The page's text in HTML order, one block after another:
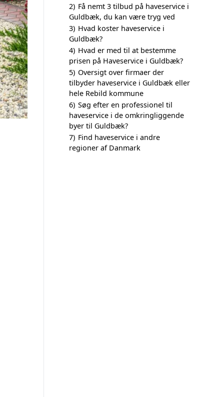
2) Få nemt 3 tilbud på haveservice i
Guldbæk, du kan være tryg ved
3) Hvad koster haveservice i
Guldbæk?
4) Hvad er med til at bestemme
prisen på Haveservice i Guldbæk?
5) Oversigt over firmaer der
tilbyder haveservice i Guldbæk eller
hele Rebild kommune
6) Søg efter en professionel til
haveservice i de omkringliggende
byer til Guldbæk?
7) Find haveservice i andre
regioner af Danmark